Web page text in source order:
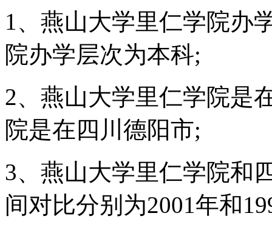
1、燕山大学里仁学院办
院办学层次为本科;
2、燕山大学里仁学院是
院是在四川德阳市;
3、燕山大学里仁学院和
间对比分别为2001年和